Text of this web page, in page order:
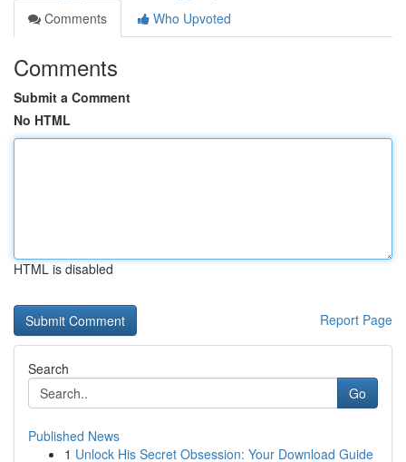
Comments
Who Upvoted
Comments
Submit a Comment
No HTML
HTML is disabled
Report Page
Search
Go
Published News
1 Unlock His Secret Obsession: Your Download Guide